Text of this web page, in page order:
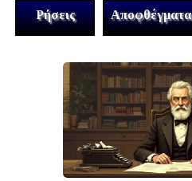
Ρήσεις Αποφθέγματα